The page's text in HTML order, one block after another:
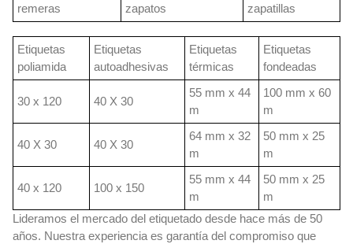
remeras
zapatos zapatillas
Etiquetas
poliamida
Etiquetas
autoadhesivas
Etiquetas
térmicas
Etiquetas
fondeadas
30 x 120 40 X 30
55 mm x 44
m
100 mm x 60
m
40 X 30 40 X 30
64 mm x 32
m
50 mm x 25
m
40 x 120 100 x 150
55 mm x 44
m
50 mm x 25
m
Lideramos el mercado del etiquetado desde hace más de 50
años. Nuestra experiencia es garantía del compromiso que